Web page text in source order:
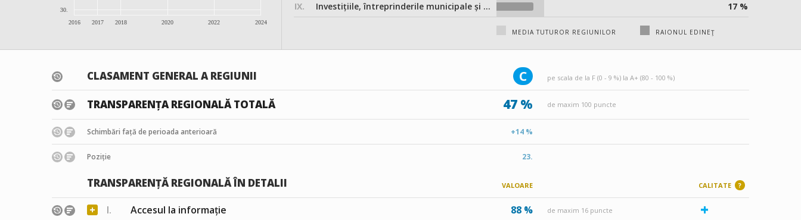
2016 2017 2018 2020 2022 2024
30.
IX.
Investițiile, întreprinderile municipale și participarea în societățile comerciale 17 %
MEDIA TUTUROR REGIUNILOR RAIONUL EDINEŢ
CLASAMENT GENERAL A REGIUNII C pe scala de la F (0 - 9 %) la A+ (80 - 100 %)
TRANSPARENȚA REGIONALĂ TOTALĂ 47 % de maxim 100 puncte
Schimbări față de perioada anterioară +14 %
Poziție 23.
TRANSPARENȚĂ REGIONALĂ ÎN DETALII VALOARE CALITATE ?
+ I. Accesul la informație 88 % de maxim 16 puncte +